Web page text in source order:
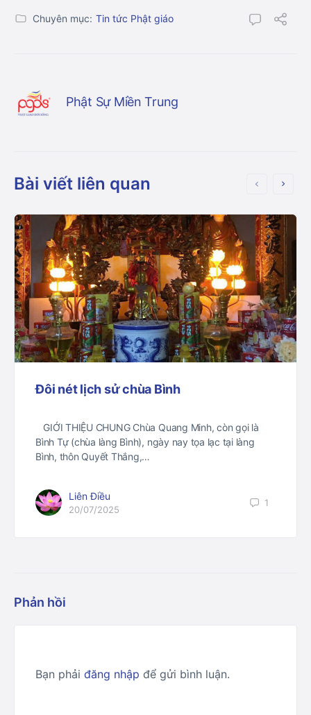
Chuyên mục: Tin tức Phật giáo
Phật Sự Miền Trung
Bài viết liên quan
Đôi nét lịch sử chùa Bình
GIỚI THIỆU CHUNG Chùa Quang Minh, còn gọi là
Bình Tự (chùa làng Bình), ngày nay tọa lạc tại làng
Bình, thôn Quyết Thắng,…
Liên Điều
20/07/2025
1
Phản hồi
Bạn phải đăng nhập để gửi bình luận.